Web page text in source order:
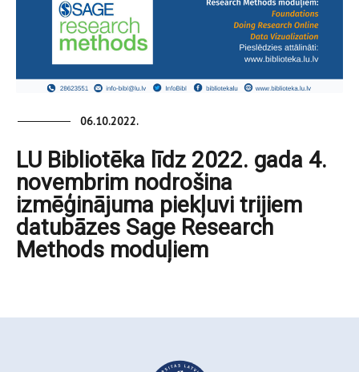
06.10.2022.
LU Bibliotēka līdz 2022. gada 4.
novembrim nodrošina
izmēģinājuma piekļuvi trijiem
datubāzes Sage Research
Methods moduļiem